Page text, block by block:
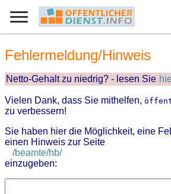
Fehlermeldung/Hinweis
Netto-Gehalt zu niedrig? - lesen Sie
Vielen Dank, dass Sie mithelfen,
zu verbessern!
Sie haben hier die Möglichkeit, eine
einen Hinweis zur Seite
/beamte/hb/
einzugeben: